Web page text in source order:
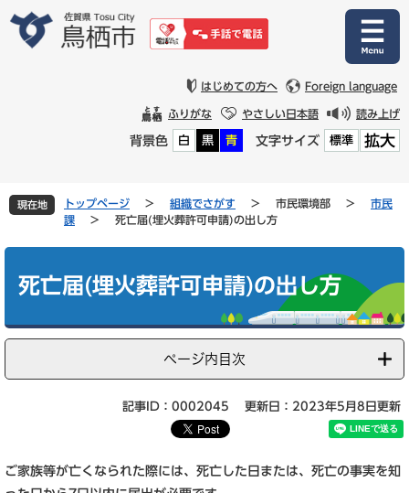
文
はじめての方へ Foreign language
ふりがな やさしい日本語 読み上げ
背景色 白 黒 青 文字サイズ 標準 拡大
現在地 トップページ > 組織でさがす > 市民環境部 >
市民
課
> 死亡届(埋火葬許可申請)の出し方
死亡届(埋火葬許可申請)の出し方
ページ内目次
記事ID：0002045 更新日：2023年5月8日更新
ご家族等が亡くなられた際には、死亡した日または、死亡の事実を知